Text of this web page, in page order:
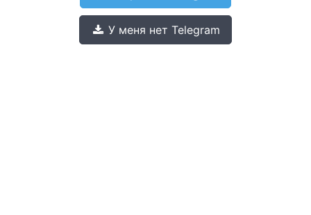
У меня нет Telegram